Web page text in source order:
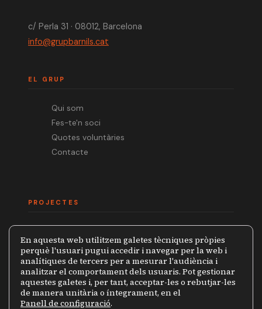
c/ Perla 31 · 08012, Barcelona
info@grupbarnils.cat
EL GRUP
Qui som
Fes-te'n soci
Quotes voluntàries
Contacte
PROJECTES
Premi Ramon Barnils
Col·lecció Periodistes
Mapa de la Censura
En aquesta web utilitzem galetes tècniques pròpies
perquè l'usuari pugui accedir i navegar per la web i
analítiques de tercers per a mesurar l'audiència i
analitzar el comportament dels usuaris. Pot gestionar
aquestes galetes i, per tant, acceptar-les o rebutjar-les
de manera unitària o íntegrament, en el
Panell de configuració.